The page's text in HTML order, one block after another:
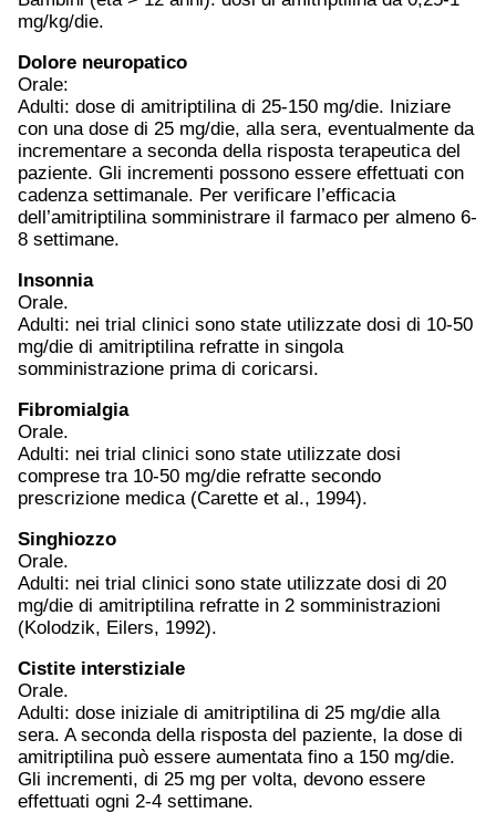
mg/kg/die.
Dolore neuropatico
Orale:
Adulti: dose di amitriptilina di 25-150 mg/die. Iniziare
con una dose di 25 mg/die, alla sera, eventualmente da
incrementare a seconda della risposta terapeutica del
paziente. Gli incrementi possono essere effettuati con
cadenza settimanale. Per verificare l’efficacia
dell’amitriptilina somministrare il farmaco per almeno 6-
8 settimane.
Insonnia
Orale.
Adulti: nei trial clinici sono state utilizzate dosi di 10-50
mg/die di amitriptilina refratte in singola
somministrazione prima di coricarsi.
Fibromialgia
Orale.
Adulti: nei trial clinici sono state utilizzate dosi
comprese tra 10-50 mg/die refratte secondo
prescrizione medica (Carette et al., 1994).
Singhiozzo
Orale.
Adulti: nei trial clinici sono state utilizzate dosi di 20
mg/die di amitriptilina refratte in 2 somministrazioni
(Kolodzik, Eilers, 1992).
Cistite interstiziale
Orale.
Adulti: dose iniziale di amitriptilina di 25 mg/die alla
sera. A seconda della risposta del paziente, la dose di
amitriptilina può essere aumentata fino a 150 mg/die.
Gli incrementi, di 25 mg per volta, devono essere
effettuati ogni 2-4 settimane.